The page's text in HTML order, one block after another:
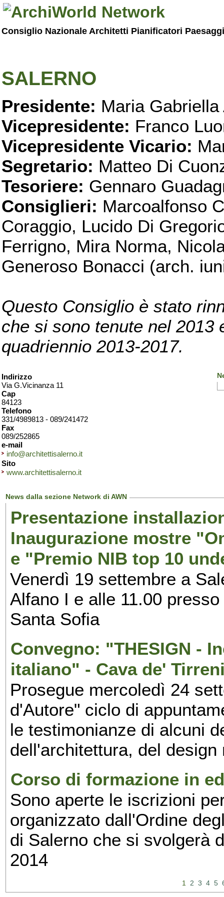
Consiglio Nazionale Architetti Pianificatori
SALERNO
Presidente: Maria Gabriella
Vicepresidente: Franco
Vicepresidente Vicario:
Segretario: Matteo Di
Tesoriere: Gennaro
Consiglieri: Marcoalfonso
Coraggio, Lucido Di
Ferrigno, Mira Norma,
Generoso Bonacci (arch.
Questo Consiglio è stato
che si sono tenute nel 2013
quadriennio 2013-2017.
Indirizzo
Via G.Vicinanza 11
Cap
84123
Telefono
331/4989813 - 089/241472
Fax
089/252865
e-mail
info@architettisalerno.it
Sito
www.architettisalerno.it
News dalla sezione Network di AWN
Presentazione
Inaugurazione mostre
e "Premio NIB top 10
Venerdì 19 settembre a
Alfano I e alle 11.00
Santa Sofia
Convegno: "THESIGN -
italiano" - Cava de'
Prosegue mercoledì 24
d'Autore" ciclo di
le testimonianze di alcuni
dell'architettura, del
Corso di formazione in
Sono aperte le iscrizioni
organizzato dall'Ordine
di Salerno che si svolgerà
2014
1 2 3 4 5